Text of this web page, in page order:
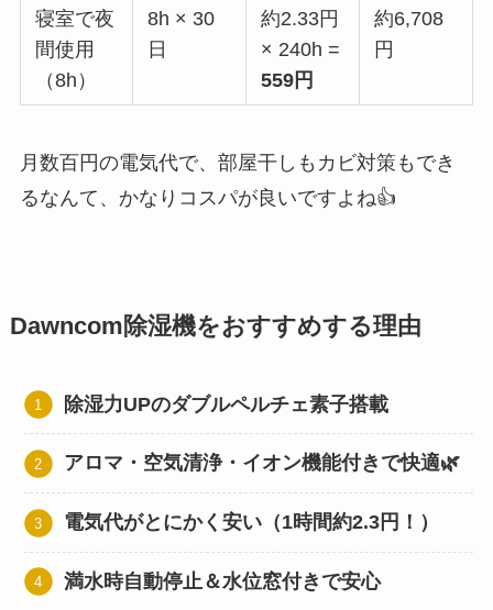
寝室で夜
間使用
（8h）
8h × 30
日
約2.33円
× 240h =
559円
約6,708
円
月数百円の電気代で、部屋干しもカビ対策もでき
るなんて、かなりコスパが良いですよね👍
Dawncom除湿機をおすすめする理由
除湿力UPのダブルペルチェ素子搭載
アロマ・空気清浄・イオン機能付きで快適🌿
電気代がとにかく安い（1時間約2.3円！）
満水時自動停止＆水位窓付きで安心